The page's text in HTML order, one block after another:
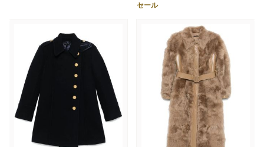
セール